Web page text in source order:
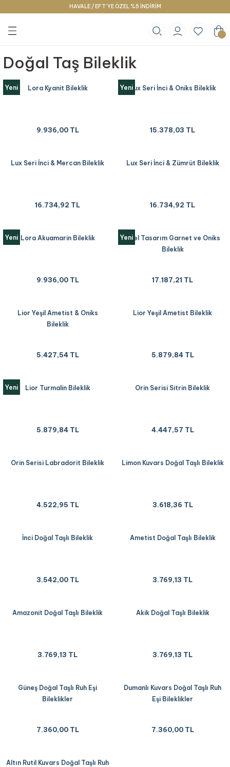
HAVALE / EFT’YE ÖZEL %5 İNDİRİM
Geri Dön
Geri Dön
Geri Dön
Doğal Taş Bileklik
Yeni Lora Kyanit Bileklik
9.936,00 TL
YeniLux Seri İnci & Oniks Bileklik
15.378,03 TL
Lux Seri İnci & Mercan Bileklik
16.734,92 TL
Lux Seri İnci & Zümrüt Bileklik
16.734,92 TL
Yeni Lora Akuamarin Bileklik
9.936,00 TL
Yeni
Özel Tasarım Garnet ve Oniks
Bileklik
17.187,21 TL
Lior Yeşil Ametist & Oniks
Bileklik
5.427,54 TL
Lior Yeşil Ametist Bileklik
5.879,84 TL
Yeni Lior Turmalin Bileklik
5.879,84 TL
Orin Serisi Sitrin Bileklik
4.447,57 TL
Orin Serisi Labradorit Bileklik
4.522,95 TL
Limon Kuvars Doğal Taşlı Bileklik
3.618,36 TL
İnci Doğal Taşlı Bileklik
3.542,00 TL
Ametist Doğal Taşlı Bileklik
3.769,13 TL
Amazonit Doğal Taşlı Bileklik
3.769,13 TL
Akik Doğal Taşlı Bileklik
3.769,13 TL
Güneş Doğal Taşlı Ruh Eşi
Bileklikler
7.360,00 TL
Dumanlı Kuvars Doğal Taşlı Ruh
Eşi Bileklikler
7.360,00 TL
Altın Rutil Kuvars Doğal Taşlı Ruh